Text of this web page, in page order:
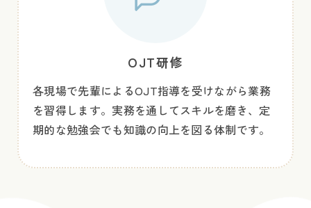
OJT研修
各現場で先輩によるOJT指導を受けながら業務
を習得します。実務を通してスキルを磨き、定
期的な勉強会でも知識の向上を図る体制です。